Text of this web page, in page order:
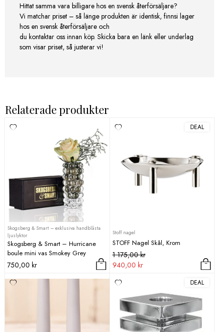
Hittat samma vara billigare hos en svensk återförsäljare?
Vi matchar priset – så länge produkten är identisk, finnsi lager
hos en svensk återförsäljare och
du kontaktar oss innan köp. Skicka bara en länk eller underlag
som visar priset, så justerar vi!
Relaterade produkter
Skogsberg & Smart – exklusiva handblåsta
ljuslyktor
Skogsberg & Smart – Hurricane
boule mini vas Smokey Grey
750,00 kr
DEAL
Stoff nagel
STOFF Nagel Skål, Krom
1 175,00kr
Det
ursprungliga
var:
175,00 kr.
940,00 kr
Det
nuvarande
är:
940,00 kr.
DEAL